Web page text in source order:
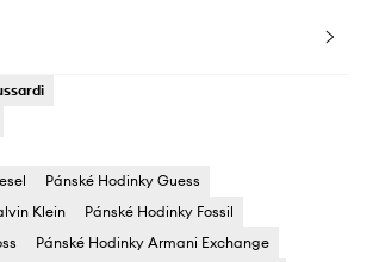
Pánské Hodinky Guess
Klein
Pánské Hodinky Fossil
Pánské Hodinky Armani Exchange